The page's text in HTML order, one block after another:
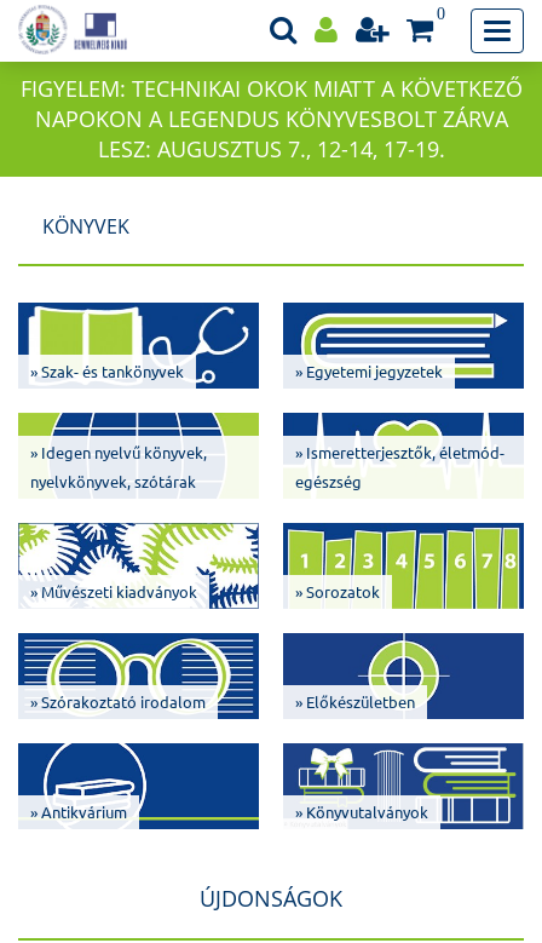
0
FIGYELEM: TECHNIKAI OKOK MIATT A KÖVETKEZŐ
NAPOKON A LEGENDUS KÖNYVESBOLT ZÁRVA
LESZ: AUGUSZTUS 7., 12-14, 17-19.
KÖNYVEK
» Szak- és tankönyvek » Egyetemi jegyzetek
» Idegen nyelvű könyvek,
nyelvkönyvek, szótárak
» Ismeretterjesztők, életmód-
egészség
» Művészeti kiadványok » Sorozatok
» Szórakoztató irodalom » Előkészületben
» Antikvárium » Könyvutalványok
ÚJDONSÁGOK